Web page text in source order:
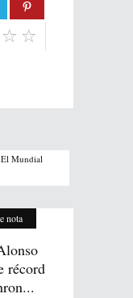
El Mundial
nota
récord